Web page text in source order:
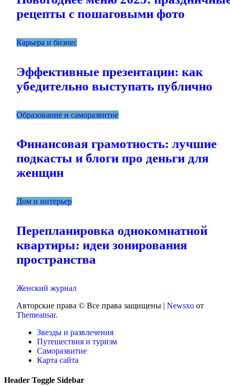
рецепты с пошаговыми фото
Карьера и бизнес
Эффективные презентации: как
убедительно выступать публично
Образование и саморазвитие
Финансовая грамотность: лучшие
подкасты и блоги про деньги для
женщин
Дом и интерьер
Перепланировка однокомнатной
квартиры: идеи зонирования
пространства
Женский журнал
Авторские права © Все права защищены | Newsxo от
Themeansar.
Звезды и развлечения
Путешествия и туризм
Саморазвитие
Карта сайта
Header Toggle Sidebar